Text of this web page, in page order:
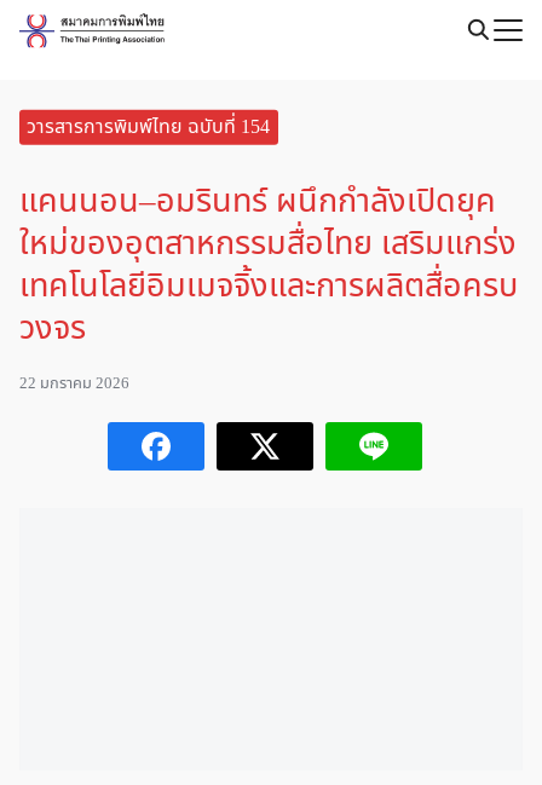
Skip
วารสารการพิมพ์ไทย ฉบับที่ 154
แคนนอน–อมรินทร์ ผนึกกำลังเปิดยุค
ใหม่ของอุตสาหกรรมสื่อไทย เสริมแกร่ง
เทคโนโลยีอิมเมจจิ้งและการผลิตสื่อครบ
วงจร
22 มกราคม 2026